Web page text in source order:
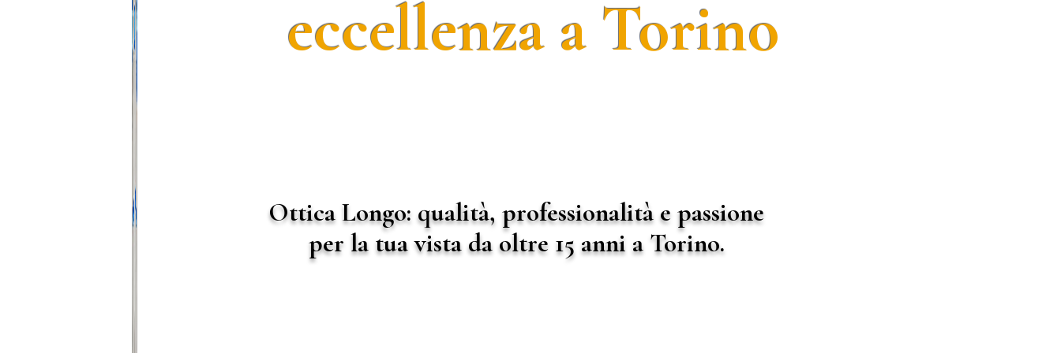
eccellenza a Torino
Ottica Longo: qualità, professionalità e passione
per la tua vista da oltre 15 anni a Torino.